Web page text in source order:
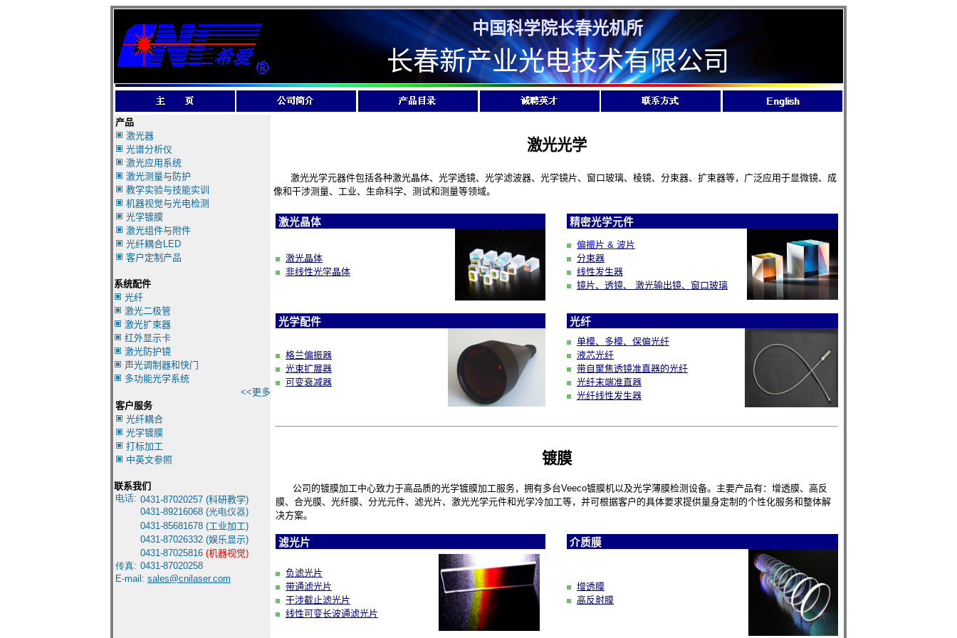
中国科学院长春光机所
长春新产业光电技术有限公司
产品
激光器
光谱分析仪
激光应用系统
激光测量与防护
教学实验与技能实训
机器视觉与光电检测
光学镀膜
激光组件与附件
光纤耦合LED
客户定制产品
系统配件
光纤
激光二极管
激光扩束器
红外显示卡
激光防护镜
声光调制器和快门
多功能光学系统
<<更多
客户服务
光纤耦合
光学镀膜
打标加工
中英文参照
联系我们
电话: 0431-87020257 (科研教学)
0431-89216068 (光电仪器)
0431-85681678 (工业加工)
0431-87026332 (娱乐显示)
0431-87025816 (机器视觉)
传真: 0431-87020258
E-mail: sales@cnilaser.com
激光光学
激光光学元器件包括各种激光晶体、光学透镜、光学滤波器、光学镜片、窗口玻璃、棱镜、分束器、扩束器等，广泛应用于显微镜、成
像和干涉测量、工业、生命科学、测试和测量等领域。
激光晶体 精密光学元件
激光晶体
非线性光学晶体
偏振片 & 波片
分束器
线性发生器
镜片、透镜、 激光输出镜、窗口玻璃
光学配件 光纤
格兰偏振器
光束扩展器
可变衰减器
单模、多模、保偏光纤
液芯光纤
带自聚焦透镜准直器的光纤
光纤末端准直器
光纤线性发生器
镀膜
公司的镀膜加工中心致力于高品质的光学镀膜加工服务，拥有多台Veeco镀膜机以及光学薄膜检测设备。主要产品有：增透膜、高反
膜、合光膜、光纤膜、分光元件、滤光片、激光光学元件和光学冷加工等，并可根据客户的具体要求提供量身定制的个性化服务和整体解
决方案。
滤光片 介质膜
负滤光片
带通滤光片
干涉截止滤光片
线性可变长波通滤光片
增透膜
高反射膜